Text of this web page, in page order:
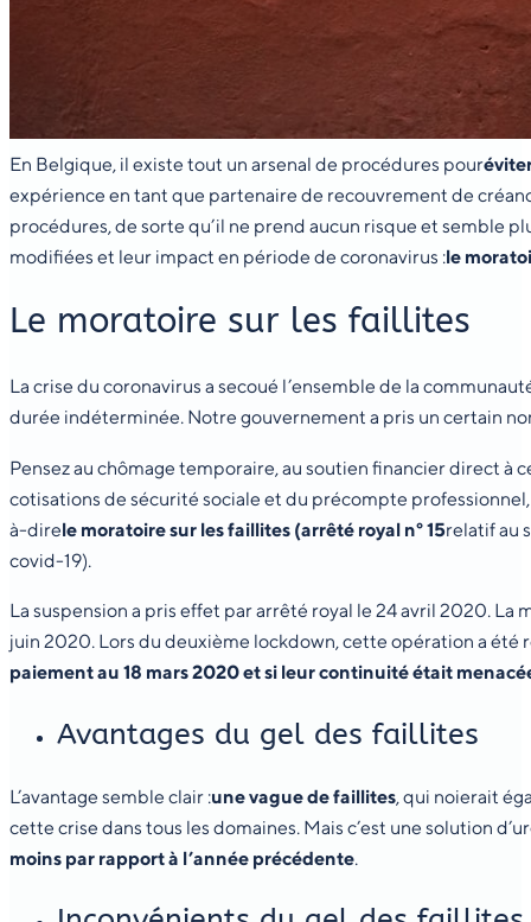
En Belgique, il existe tout un arsenal de procédures pour
expérience en tant que partenaire de recouvrement de
procédures, de sorte qu’il ne prend aucun risque et semble
modifiées et leur impact en période de coronavirus :le
Le moratoire sur les faillites
La crise du coronavirus a secoué l’ensemble de la
durée indéterminée. Notre gouvernement a pris un certain
Pensez au chômage temporaire, au soutien financier direct
cotisations de sécurité sociale et du précompte
à-direle moratoire sur les faillites (arrêté royal n° 15relatif au
covid-19).
La suspension a pris effet par arrêté royal le 24 avril 2020. La
juin 2020. Lors du deuxième lockdown, cette opération a été
paiement au 18 mars 2020 et si leur continuité était
Avantages du gel des faillites
L’avantage semble clair :une vague de faillites, qui noierait
cette crise dans tous les domaines. Mais c’est une solution
moins par rapport à l’année précédente.